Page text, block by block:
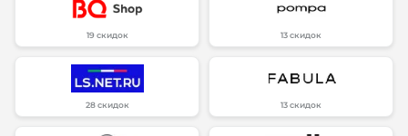
19 скидок 13 скидок
28 скидок 13 скидок